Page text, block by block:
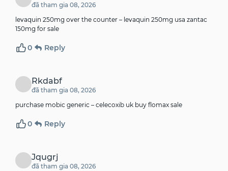
đã tham gia 08, 2026
levaquin 250mg over the counter – levaquin 250mg usa zantac
150mg for sale
0 Reply
Rkdabf
đã tham gia 08, 2026
purchase mobic generic – celecoxib uk buy flomax sale
0 Reply
Jqugrj
đã tham gia 08, 2026